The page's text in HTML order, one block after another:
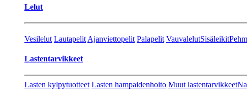
Lelut
Vesilelut Lautapelit Ajanviettopelit Palapelit VauvalelutSisäleikit
Lastentarvikkeet
Lasten kylpytuotteet Lasten hampaidenhoito Muut lastentarvikkeet